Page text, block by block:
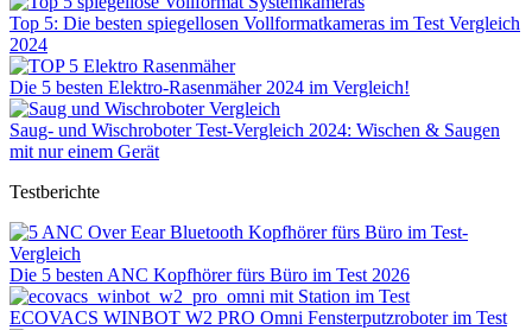
Top 5: Die besten spiegellosen Vollformatkameras im Test Vergleich
2024
Die 5 besten Elektro-Rasenmäher 2024 im Vergleich!
Saug- und Wischroboter Test-Vergleich 2024: Wischen & Saugen
mit nur einem Gerät
Testberichte
Die 5 besten ANC Kopfhörer fürs Büro im Test 2026
ECOVACS WINBOT W2 PRO Omni Fensterputzroboter im Test